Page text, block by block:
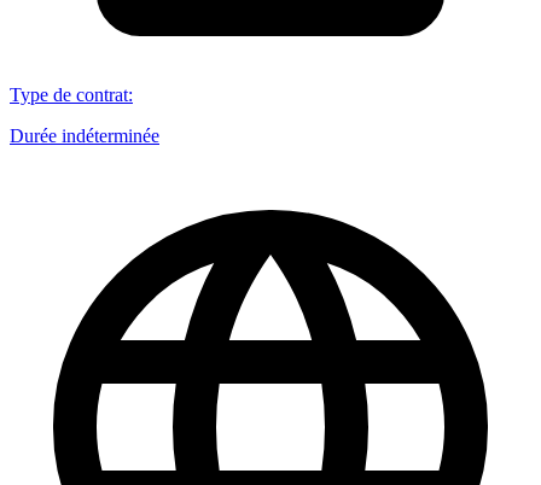
Type de contrat:
Durée indéterminée